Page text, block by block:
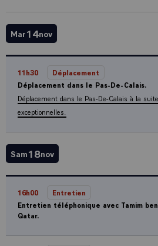
Mar14nov
11h30
Déplacement
Déplacement dans le Pas-De-Calais.
Déplacement dans le Pas-De-Calais à la
exceptionnelles.
Sam18nov
16h00
Entretien
Entretien téléphonique avec Tamim
Qatar.